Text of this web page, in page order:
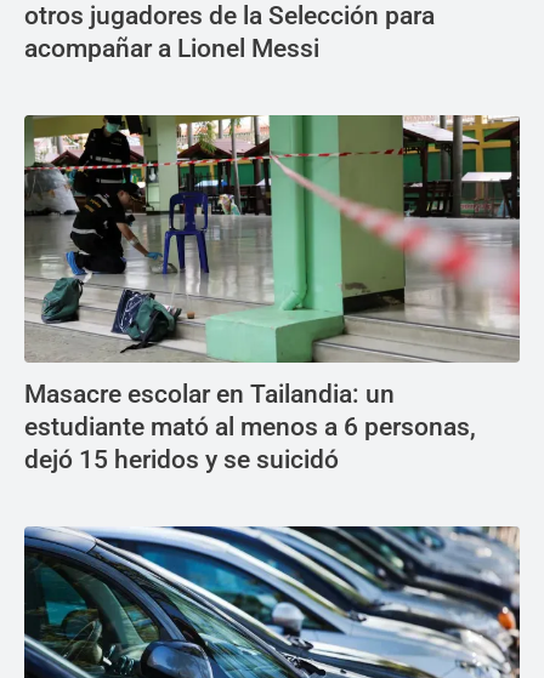
otros jugadores de la Selección para
acompañar a Lionel Messi
Masacre escolar en Tailandia: un
estudiante mató al menos a 6 personas,
dejó 15 heridos y se suicidó